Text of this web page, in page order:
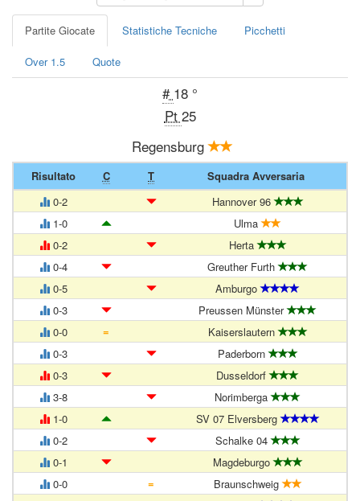
Partite Giocate Statistiche Tecniche Picchetti
Over 1.5 Quote
# 18 °
Pt 25
Regensburg
Risultato C T
Squadra Avversaria
0-2
Hannover 96
1-0
Ulma
0-2
Herta
0-4
Greuther Furth
0-5
Amburgo
0-3
Preussen Münster
0-0
=
Kaiserslautern
0-3
Paderborn
0-3
Dusseldorf
3-8
Norimberga
1-0
SV 07 Elversberg
0-2
Schalke 04
0-1
Magdeburgo
0-0
=
Braunschweig